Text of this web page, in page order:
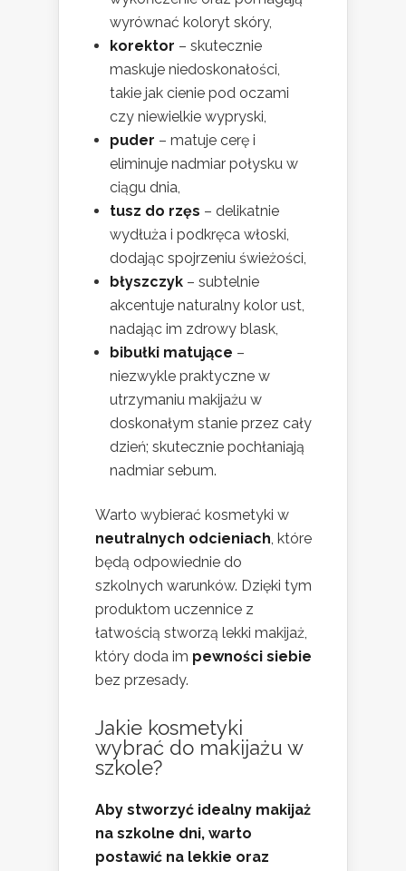
wyrównać koloryt skóry,
korektor – skutecznie
maskuje niedoskonałości,
takie jak cienie pod oczami
czy niewielkie wypryski,
puder – matuje cerę i
eliminuje nadmiar połysku w
ciągu dnia,
tusz do rzęs – delikatnie
wydłuża i podkręca włoski,
dodając spojrzeniu świeżości,
błyszczyk – subtelnie
akcentuje naturalny kolor ust,
nadając im zdrowy blask,
bibułki matujące –
niezwykle praktyczne w
utrzymaniu makijażu w
doskonałym stanie przez cały
dzień; skutecznie pochłaniają
nadmiar sebum.
Warto wybierać kosmetyki w
neutralnych odcieniach, które
będą odpowiednie do
szkolnych warunków. Dzięki tym
produktom uczennice z
łatwością stworzą lekki makijaż,
który doda im pewności siebie
bez przesady.
Jakie kosmetyki
wybrać do makijażu w
szkole?
Aby stworzyć idealny makijaż
na szkolne dni, warto
postawić na lekkie oraz